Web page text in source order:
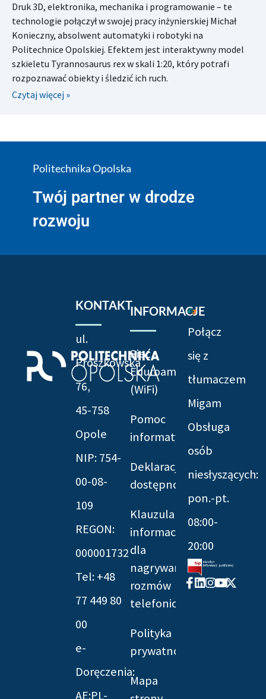
Druk 3D, elektronika, mechanika i programowanie – te
technologie połączył w swojej pracy inżynierskiej Michał
Konieczny, absolwent automatyki i robotyki na
Politechnice Opolskiej. Efektem jest interaktywny model
szkieletu Tyrannosaurus rex w skali 1:20, który potrafi
rozpoznawać obiekty i śledzić ich ruch.
Czytaj więcej »
Politechnika Opolska
Twój partner w drodze
rozwoju
KONTAKT
ul.
Prószkowska
76,
45-758
Opole
NIP: 754-
00-08-
109
REGON:
000001732
Tel: +48
77 449 80
00
e-
Doręczenia:
AE:PL-
INFORMACJE
Sieć
Eduroam
(WiFi)
Pomoc
informatyczna
Deklaracja
dostępności
Klauzula
informacyjna
dla
nagrywania
rozmów
telefonicznych
Polityka
prywatności
Mapa
Połącz
się z
tłumaczem
Migam
Obsługa
osób
niesłyszących:
pon.-pt.
08:00-
20:00
Facebook-
f
Linkedin
Instagram
Youtube
X-